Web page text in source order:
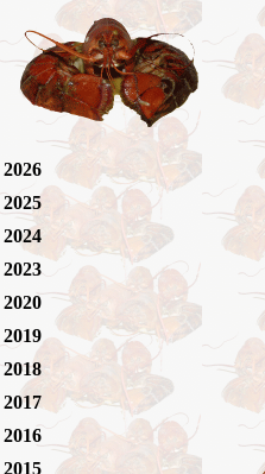
2026
2025
2024
2023
2020
2019
2018
2017
2016
2015